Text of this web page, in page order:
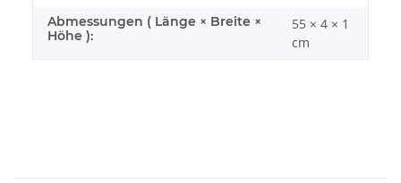
Abmessungen ( Länge × Breite ×
Höhe ):
55 × 4 × 1
cm